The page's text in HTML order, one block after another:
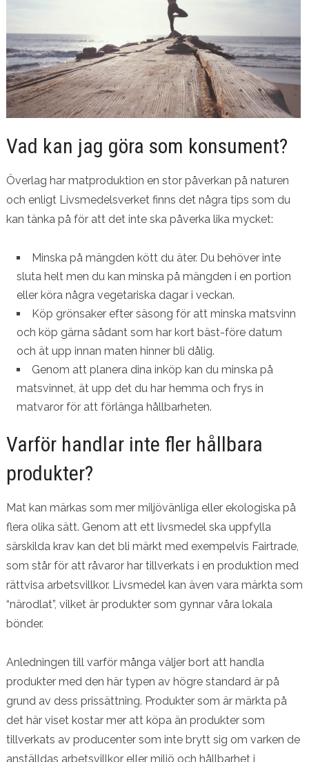
Vad kan jag göra som konsument?
Överlag har matproduktion en stor påverkan på naturen
och enligt Livsmedelsverket finns det några tips som du
kan tänka på för att det inte ska påverka lika mycket:
Minska på mängden kött du äter. Du behöver inte
sluta helt men du kan minska på mängden i en portion
eller köra några vegetariska dagar i veckan.
Köp grönsaker efter säsong för att minska matsvinn
och köp gärna sådant som har kort bäst-före datum
och ät upp innan maten hinner bli dålig.
Genom att planera dina inköp kan du minska på
matsvinnet, ät upp det du har hemma och frys in
matvaror för att förlänga hållbarheten.
Varför handlar inte fler hållbara
produkter?
Mat kan märkas som mer miljövänliga eller ekologiska på
flera olika sätt. Genom att ett livsmedel ska uppfylla
särskilda krav kan det bli märkt med exempelvis Fairtrade,
som står för att råvaror har tillverkats i en produktion med
rättvisa arbetsvillkor. Livsmedel kan även vara märkta som
“närodlat”, vilket är produkter som gynnar våra lokala
bönder.
Anledningen till varför många väljer bort att handla
produkter med den här typen av högre standard är på
grund av dess prissättning. Produkter som är märkta på
det här viset kostar mer att köpa än produkter som
tillverkats av producenter som inte brytt sig om varken de
anställdas arbetsvillkor eller miljö och hållbarhet i